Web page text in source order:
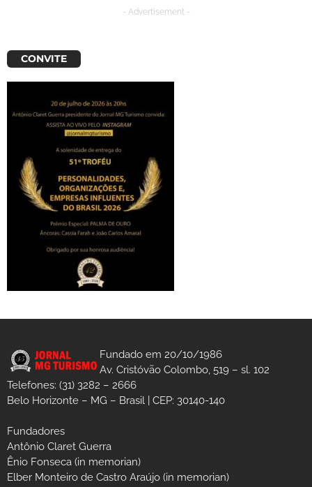
- Advertisement -
CONVITE
Fundado em 20/10/1986
Av. Cristóvão Colombo, 519 – sl. 102
Telefones: (31) 3282 – 2666
Belo Horizonte – MG – Brasil | CEP: 30140-140
Fundadores
Antônio Claret Guerra
Ênio Fonseca (in memorian)
Elber Monteiro de Castro Araújo (in memorian)